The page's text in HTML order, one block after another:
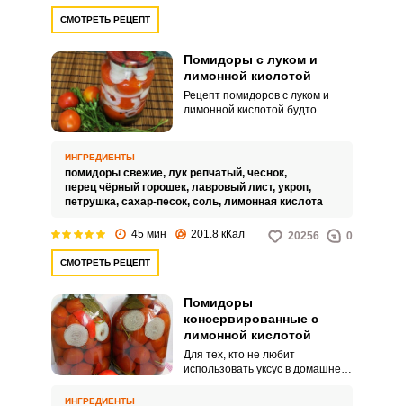
СМОТРЕТЬ РЕЦЕПТ
Помидоры с луком и
лимонной кислотой
Рецепт помидоров с луком и
лимонной кислотой будто
консервированных помидоров,
которые к тому же
замечательные и по своим
вкусовым характеристикам.
этому рецепту, понравится всей
ИНГРЕДИЕНТЫ
помидоры свежие, лук репчатый, чеснок,
перец чёрный горошек, лавровый лист, укроп,
петрушка, сахар-песок, соль, лимонная кислота
45 мин 201.8 кКал 20256 0
СМОТРЕТЬ РЕЦЕПТ
Помидоры
консервированные с
лимонной кислотой
Для тех, кто не любит
использовать уксус в домашней
ИНГРЕДИЕНТЫ